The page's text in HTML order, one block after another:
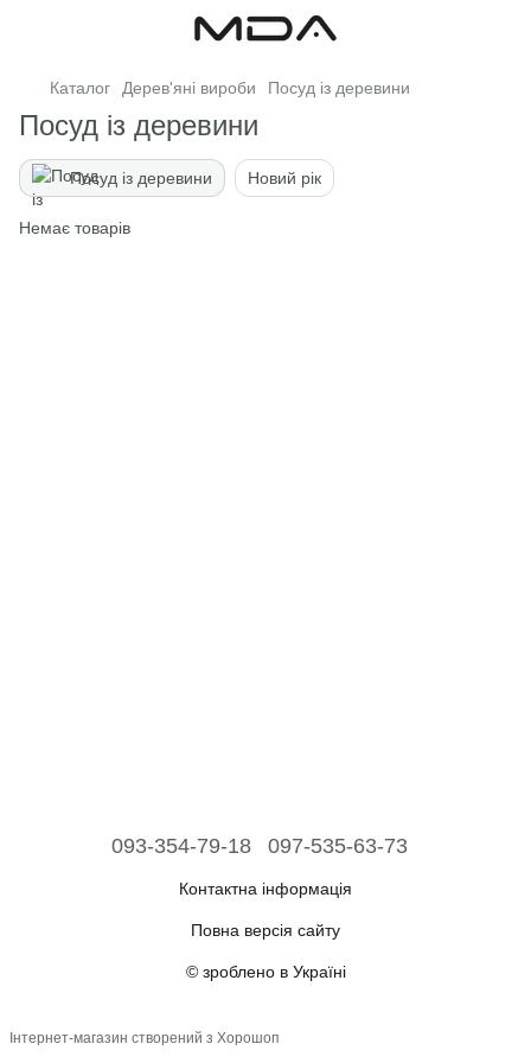
Каталог Дерев'яні вироби Посуд із деревини
Посуд із деревини
Посуд із деревини Новий рік
Немає товарів
093-354-79-18 097-535-63-73
Контактна інформація
Повна версія сайту
© зроблено в Україні
Інтернет-магазин створений з Хорошоп